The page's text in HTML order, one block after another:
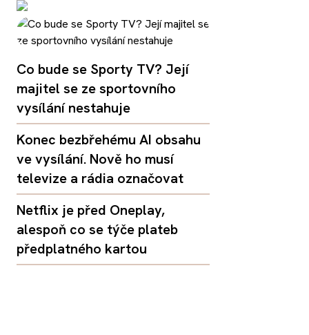
Co bude se Sporty TV? Její
majitel se ze sportovního
vysílání nestahuje
Konec bezbřehému AI obsahu
ve vysílání. Nově ho musí
televize a rádia označovat
Netflix je před Oneplay,
alespoň co se týče plateb
předplatného kartou